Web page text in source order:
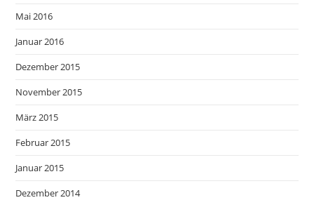
Mai 2016
Januar 2016
Dezember 2015
November 2015
März 2015
Februar 2015
Januar 2015
Dezember 2014